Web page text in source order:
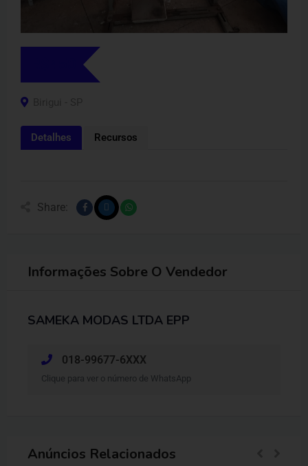
Detalhes Recursos
Share:
Informações Sobre O Vendedor
SAMEKA MODAS LTDA EPP
018-99677-6XXX
Clique para ver o número de WhatsApp
Anúncios Relacionados